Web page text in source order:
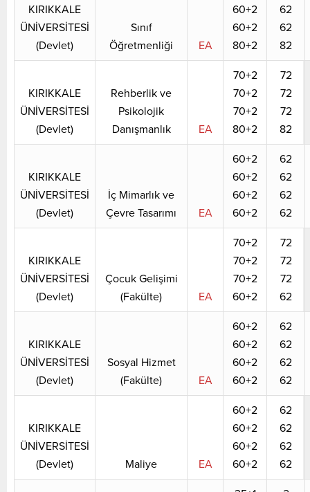
KIRIKKALE
ÜNİVERSİTESİ
(Devlet)
Sınıf
Öğretmenliği
EA
60+2
60+2
80+2
62
62
82
KIRIKKALE
ÜNİVERSİTESİ
(Devlet)
Rehberlik ve
Psikolojik
Danışmanlık
EA
70+2
70+2
70+2
80+2
72
72
72
82
KIRIKKALE
ÜNİVERSİTESİ
(Devlet)
İç Mimarlık ve
Çevre Tasarımı
EA
60+2
60+2
60+2
60+2
62
62
62
62
KIRIKKALE
ÜNİVERSİTESİ
(Devlet)
Çocuk Gelişimi
(Fakülte)
EA
70+2
70+2
70+2
60+2
72
72
72
62
KIRIKKALE
ÜNİVERSİTESİ
(Devlet)
Sosyal Hizmet
(Fakülte)
EA
60+2
60+2
60+2
60+2
62
62
62
62
KIRIKKALE
ÜNİVERSİTESİ
(Devlet)
Maliye EA
60+2
60+2
60+2
60+2
62
62
62
62